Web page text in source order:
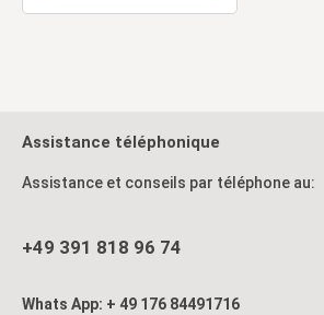
Assistance téléphonique
Assistance et conseils par téléphone au:
+49 391 818 96 74
Whats App: + 49 176 84491716